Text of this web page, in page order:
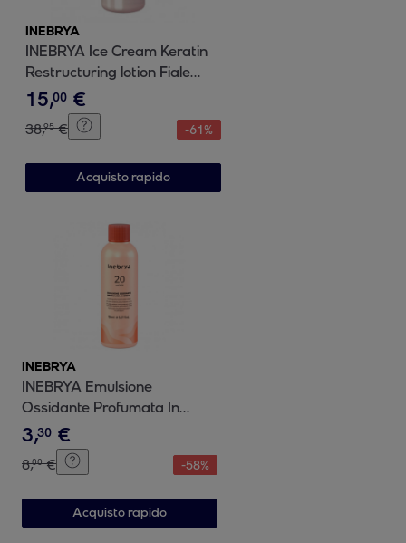
INEBRYA
INEBRYA Ice Cream Keratin
Restructuring lotion Fiale
12x11ml
15,00 €
38,95 € -61%
Acquisto rapido
INEBRYA
INEBRYA Emulsione
Ossidante Profumata In
Crema 20Vol 6% 150ml
3,30 €
8,00 € -58%
Acquisto rapido